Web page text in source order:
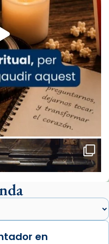
ha tingut lloc la
en agraïment al
la visita apostòlica
Barcelona, i als
de Barcelona.
el cardenal Joan
la missa i l’ha
de Barcelona,
Juliana i
en